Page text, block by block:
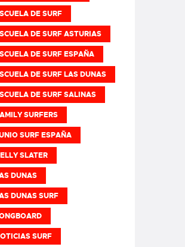
DE SURF
DE SURF ASTURIAS
DE SURF ESPAÑA
DE SURF LAS DUNAS
DE SURF SALINAS
SURFERS
SURF ESPAÑA
SLATER
DUNAS
DUNAS SURF
SURF